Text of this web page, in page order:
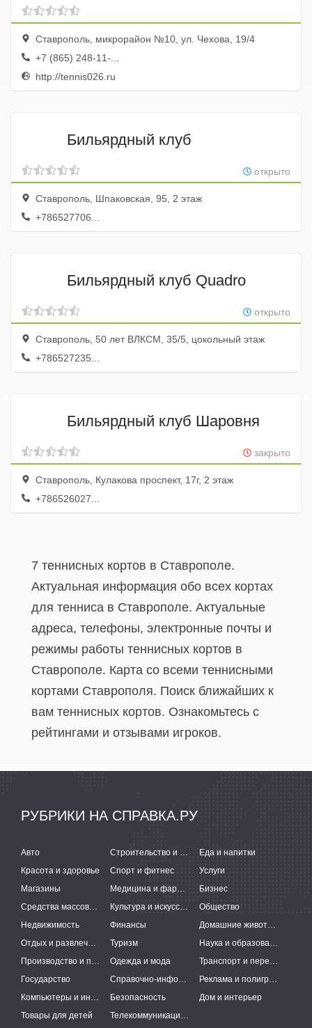
Ставрополь, микрорайон №10, ул. Чехова, 19/4
+7 (865) 248-11-...
http://tennis026.ru
Бильярдный клуб
открыто
Ставрополь, Шпаковская, 95, 2 этаж
+786527706...
Бильярдный клуб Quadro
открыто
Ставрополь, 50 лет ВЛКСМ, 35/5, цокольный этаж
+786527235...
Бильярдный клуб Шаровня
закрыто
Ставрополь, Кулакова проспект, 17г, 2 этаж
+786526027...
7 теннисных кортов в Ставрополе.
Актуальная информация обо всех кортах
для тенниса в Ставрополе. Актуальные
адреса, телефоны, электронные почты и
режимы работы теннисных кортов в
Ставрополе. Карта со всеми теннисными
кортами Ставрополя. Поиск ближайших к
вам теннисных кортов. Ознакомьтесь с
рейтингами и отзывами игроков.
РУБРИКИ НА СПРАВКА.РУ
Авто Строительство и ремонт
Еда и напитки
Красота и здоровье
Спорт и фитнес
Услуги
Магазины
Медицина и фармацевтика
Бизнес
Средства массовой информации
Культура и искусство
Общество
Недвижимость
Финансы
Домашние животные
Отдых и развлечения
Туризм
Наука и образование
Производство и поставки
Одежда и мода
Транспорт и перевозки
Государство
Справочно-информационные системы
Реклама и полиграфия
Компьютеры и интернет
Безопасность
Дом и интерьер
Товары для детей
Телекоммуникации и связь